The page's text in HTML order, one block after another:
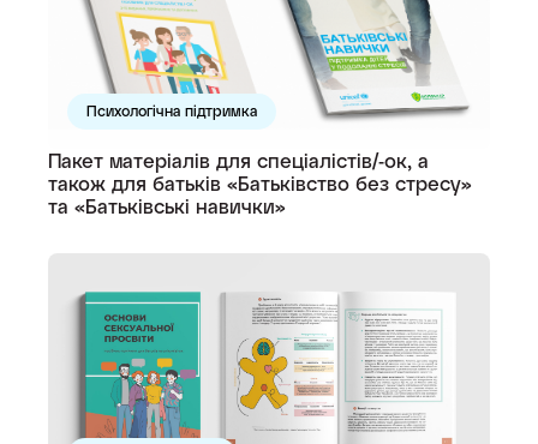
Психологічна підтримка
Пакет матеріалів для спеціалістів/-ок, а
також для батьків «Батьківство без стресу»
та «Батьківські навички»